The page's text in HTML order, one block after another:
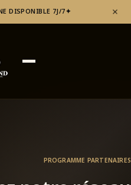
✦
DISPONIBLE 7J/7
PROGRAMME PARTENAIRES